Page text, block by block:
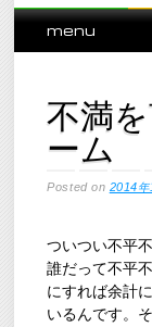
Main
Skip
menu
不満
ーム
Posted on 2014
ついつい不平
誰だって不平
にすれば余計
いるんです。